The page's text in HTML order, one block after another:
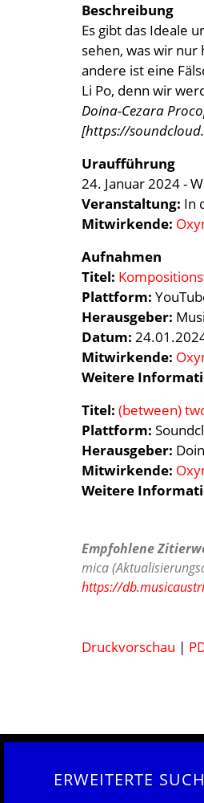
Beschreibung
Es gibt das Ideale
sehen, was wir nur
andere ist eine
Li Po, denn wir
Doina-Cezara
[https://
Uraufführung
24. Januar 2024 -
Veranstaltung: In
Mitwirkende:
Aufnahmen
Titel:
Plattform:
Herausgeber:
Datum:
Mitwirkende:
Weitere
Titel: (between)
Plattform:
Herausgeber:
Mitwirkende:
Weitere
Empfohlene
mica
https://
Druckvorschau |
ERWEITERTE